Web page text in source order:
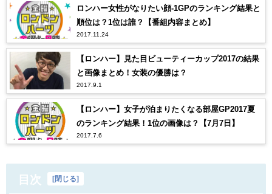
ロンハー女性がなりたい顔-1GPのランキング結果と
順位は？1位は誰？【番組内容まとめ】
2017.11.24
【ロンハー】見た目ビューティーカップ2017の結果
と画像まとめ！女装の優勝は？
2017.9.1
【ロンハー】女子が泊まりたくなる部屋GP2017夏
のランキング結果！1位の画像は？【7月7日】
2017.7.6
目次 [閉じる]